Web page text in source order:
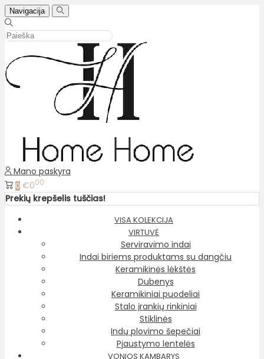
Navigacija
Mano paskyra
0 €000
Prekių krepšelis tuščias!
VISA KOLEKCIJA
VIRTUVĖ
Serviravimo indai
Indai biriems produktams su dangčiu
Keramikinės lėkštės
Dubenys
Keramikiniai puodeliai
Stalo įrankių rinkiniai
Stiklinės
Indų plovimo šepečiai
Pjaustymo lentelės
VONIOS KAMBARYS